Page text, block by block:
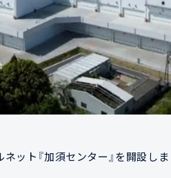
ット『加須センター』を開設しま